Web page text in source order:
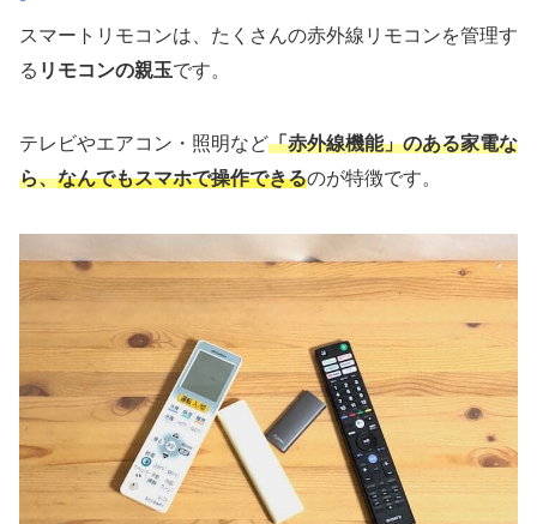
スマートリモコンは 、たくさんの赤外線リモコンを管理す
る リモコンの親玉です。
テレビやエアコン・照明など「赤外線機能」のある家電な
ら、なんでもスマホで操作できるのが特徴です。